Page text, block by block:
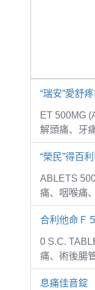
“瑞安”愛舒
ET 500MG
解頭痛、牙
“榮民”得百
ABLETS
痛、咽喉痛
合利他命Ｆ
0 S.C.
痛、術後腸
息痛佳音錠